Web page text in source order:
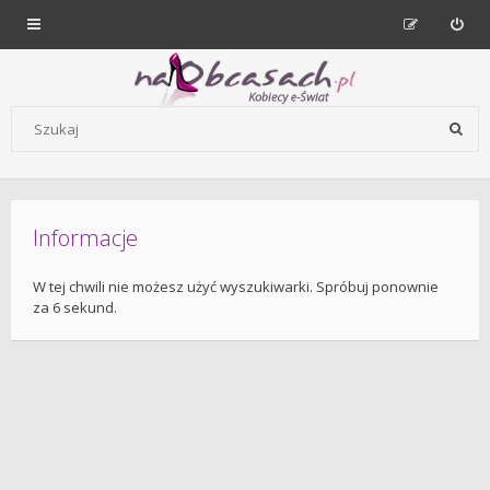
Forum dla kobiet | NaObcasach.pl
Informacje
W tej chwili nie możesz użyć wyszukiwarki. Spróbuj ponownie
za 6 sekund.